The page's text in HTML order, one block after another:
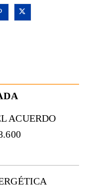
ACUERDO